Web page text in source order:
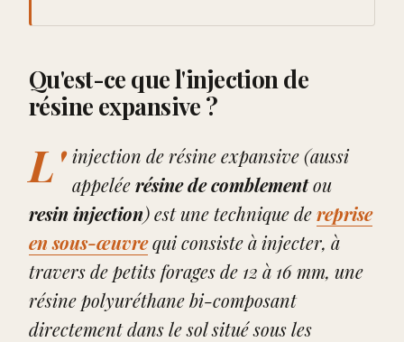
Qu'est-ce que l'injection de
résine expansive ?
L' injection de résine expansive (aussi
appeléerésine de comblementou
resin injection) est une technique dereprise
en sous-œuvrequi consiste à injecter, à
travers de petits forages de 12 à 16 mm, une
résine polyuréthane bi-composant
directement dans le sol situé sous les